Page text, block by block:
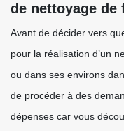
de nettoyage de
Avant de décider vers
pour la réalisation d’un
ou dans ses environs
de procéder à des
dépenses car vous